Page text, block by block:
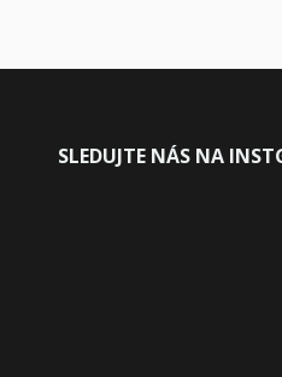
SLEDUJTE NÁS NA